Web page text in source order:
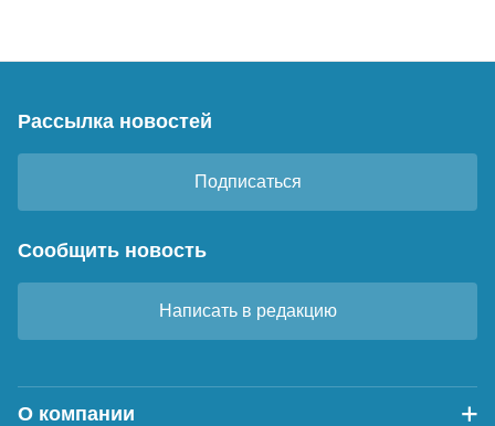
Рассылка новостей
Подписаться
Сообщить новость
Написать в редакцию
О компании